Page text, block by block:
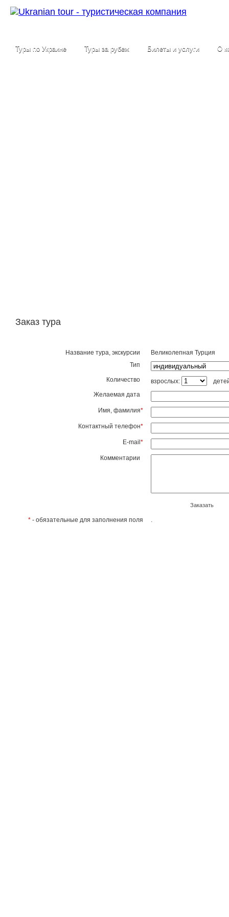
Туры по Украине Туры за рубеж Билеты и услуги О
Заказ тура
Название тура, экскурсии
Великолепная Турция
Тип
Количество взрослых:
Желаемая дата
Имя, фамилия*
Контактный телефон*
E-mail *
Комментарии
Заказать
* - обязательные для заполнения поля .